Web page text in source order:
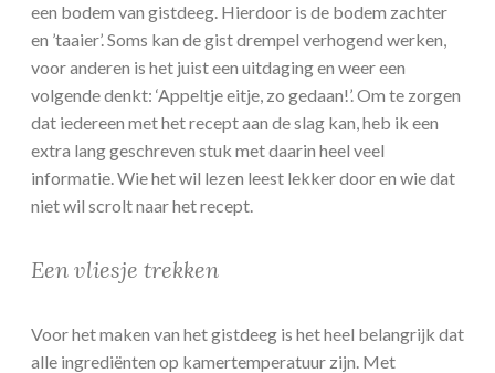
een bodem van gistdeeg. Hierdoor is de bodem zachter
en ’taaier’. Soms kan de gist drempel verhogend werken,
voor anderen is het juist een uitdaging en weer een
volgende denkt: ‘Appeltje eitje, zo gedaan!’. Om te zorgen
dat iedereen met het recept aan de slag kan, heb ik een
extra lang geschreven stuk met daarin heel veel
informatie. Wie het wil lezen leest lekker door en wie dat
niet wil scrolt naar het recept.
Een vliesje trekken
Voor het maken van het gistdeeg is het heel belangrijk dat
alle ingrediënten op kamertemperatuur zijn. Met